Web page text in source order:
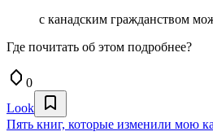
с канадским гражданством
Где почитать об этом подробнее?
0
Look
Пять книг, которые изменили мою